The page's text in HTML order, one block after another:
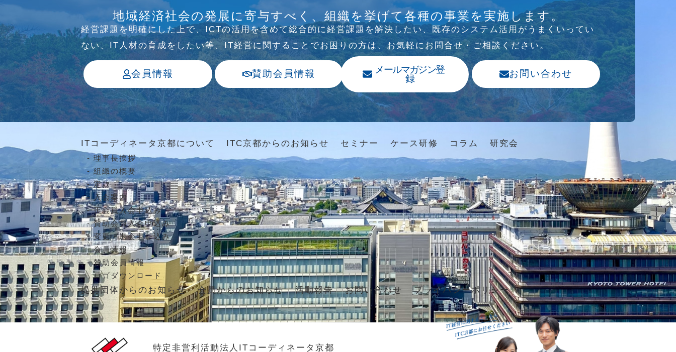
介護ソリューション研究会、WEB/SNS研究会を行
っています
地域経済社会の発展に寄与すべく、組織を挙げて各種の事業を実施します。
経営課題を明確にした上で、ICTの活⽤を含めて総合的に経営課題を解決したい、既存のシステム活⽤がうまくいってい
ない、IT⼈材の育成をしたい等、IT経営に関することでお困りの⽅は、お気軽にお問合せ・ご相談ください。
会員情報 賛助会員情報
メールマガジン登
録
お問い合わせ
ITコーディネータ京都について
理事長挨拶
組織の概要
定款
入会案内
正会員入会申込み
賛助会員入会申込み
変更・退会申し込み
会員情報
賛助会員情報
ロゴダウンロード
ITC京都からのお知らせ セミナー ケース研修 コラム 研究会
提携団体からのお知らせ 会員からのお知らせ 活動報告 お問い合わせ プライバシーポリシー
特定非営利活動法人ITコーディネータ京都